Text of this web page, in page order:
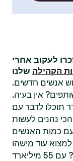
לעקוב אחרי
הקהילה
אנשים חדשים.
אין בעיה.
תוכלו לדבר עם
כמות האנשים
עוד מישהו
שאכפת לו משינוי האקלים כמוכם? עם 55 מיליארד